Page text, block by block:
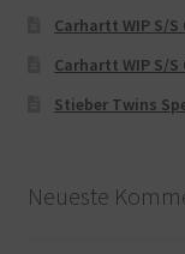
Carhartt WIP S/S
Carhartt WIP S/S
Stieber Twins
Neueste